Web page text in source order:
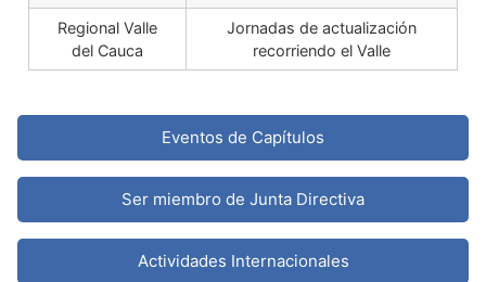
Eventos de Capítulos
Ser miembro de Junta Directiva
Actividades Internacionales
Regional Valle
del Cauca
Jornadas de actualización
recorriendo el Valle